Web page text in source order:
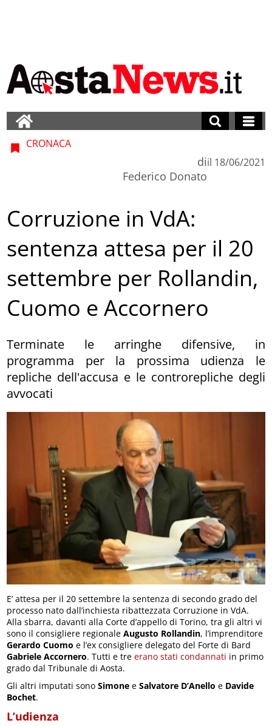
CRONACA
di
Federico Donato
il 18/06/2021
Corruzione in VdA:
sentenza attesa per il 20
settembre per Rollandin,
Cuomo e Accornero
Terminate le arringhe difensive, in
programma per la prossima udienza le
repliche dell'accusa e le controrepliche degli
avvocati
E’ attesa per il 20 settembre la sentenza di secondo grado del
processo nato dall’inchiesta ribattezzata Corruzione in VdA.
Alla sbarra, davanti alla Corte d’appello di Torino, tra gli altri vi
sono il consigliere regionaleAugusto Rollandin, l’imprenditore
Gerardo Cuomo e l’ex consigliere delegato del Forte di Bard
Gabriele Accornero. Tutti e treerano stati condannati in primo
grado dal Tribunale di Aosta.
Gli altri imputati sonoSimone eSalvatore D’Anello e Davide
Bochet.
L’udienza